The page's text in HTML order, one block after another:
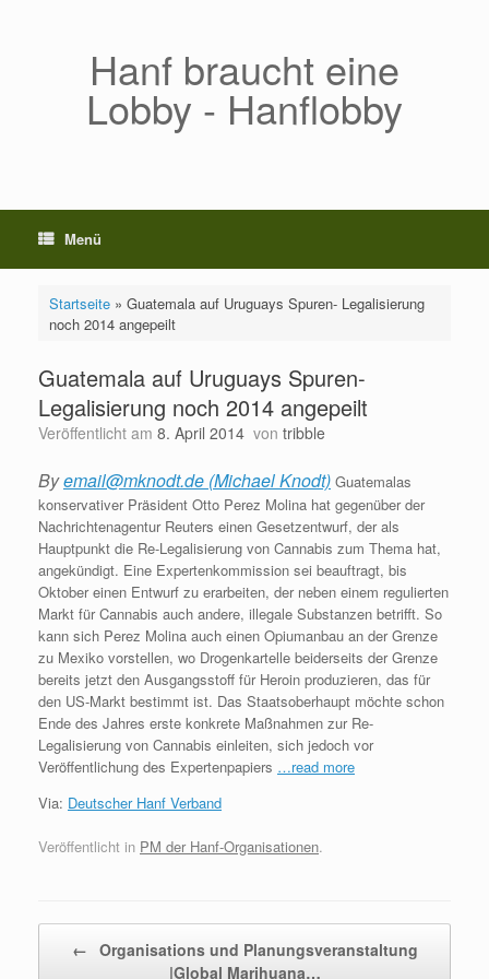
Hanf braucht eine
Lobby - Hanflobby
Menü
Startseite» Guatemala auf Uruguays Spuren- Legalisierung
noch 2014 angepeilt
Guatemala auf Uruguays Spuren-
Legalisierung noch 2014 angepeilt
Veröffentlicht am 8. April 2014 von tribble
Byemail@mknodt.de (Michael Knodt) Guatemalas
konservativer Präsident Otto Perez Molina hat gegenüber der
Nachrichtenagentur Reuters einen Gesetzentwurf, der als
Hauptpunkt die Re-Legalisierung von Cannabis zum Thema hat,
angekündigt. Eine Expertenkommission sei beauftragt, bis
Oktober einen Entwurf zu erarbeiten, der neben einem regulierten
Markt für Cannabis auch andere, illegale Substanzen betrifft. So
kann sich Perez Molina auch einen Opiumanbau an der Grenze
zu Mexiko vorstellen, wo Drogenkartelle beiderseits der Grenze
bereits jetzt den Ausgangsstoff für Heroin produzieren, das für
den US-Markt bestimmt ist. Das Staatsoberhaupt möchte schon
Ende des Jahres erste konkrete Maßnahmen zur Re-
Legalisierung von Cannabis einleiten, sich jedoch vor
Veröffentlichung des Expertenpapiers …read more
Via: Deutscher Hanf Verband
Veröffentlicht in PM der Hanf-Organisationen.
← Organisations und Planungsveranstaltung
|Global Marihuana…